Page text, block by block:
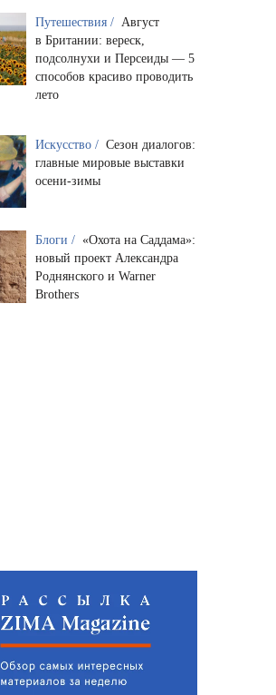
Путешествия / Август
в Британии: вереск,
подсолнухи и Персеиды — 5
способов красиво проводить
лето
Искусство / Сезон диалогов:
главные мировые выставки
осени-зимы
Блоги / «Охота на Саддама»:
новый проект Александра
Роднянского и Warner
Brothers